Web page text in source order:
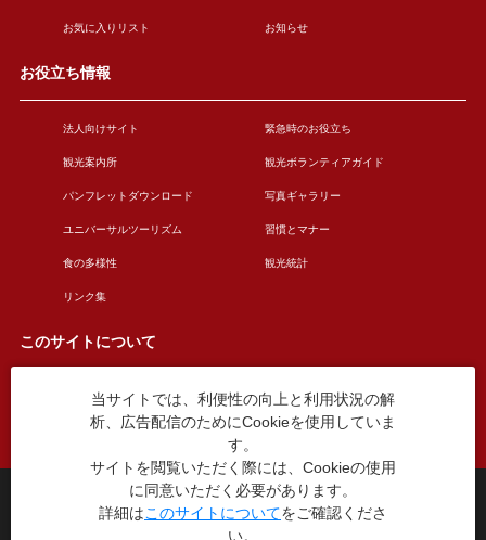
お気に入りリスト お知らせ
お役立ち情報
法人向けサイト 緊急時のお役立ち
観光案内所 観光ボランティアガイド
パンフレットダウンロード 写真ギャラリー
ユニバーサルツーリズム 習慣とマナー
食の多様性 観光統計
リンク集
このサイトについて
このサイトについて 広告掲載について
お問い合わせ
台東区役所観光課
〒110-8615 東京都台東区東上野4丁目5番6号
TEL：03-5246-1151
当サイトでは、利便性の向上と利用状況の解
析、広告配信のためにCookieを使用していま
す。
サイトを閲覧いただく際には、Cookieの使用
に同意いただく必要があります。
詳細はこのサイトについてをご確認くださ
い。